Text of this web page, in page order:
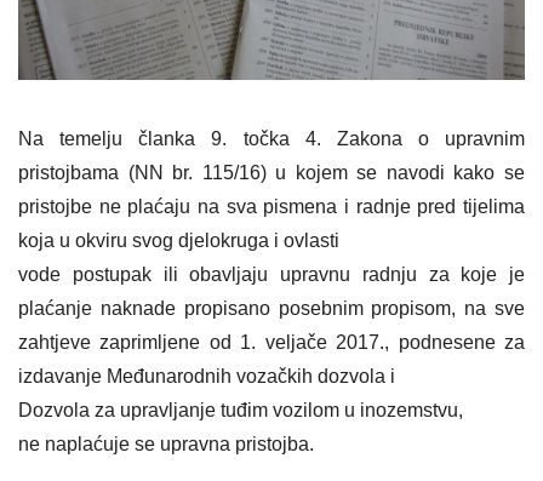
Na temelju članka 9. točka 4. Zakona o upravnim
pristojbama (NN br. 115/16) u kojem se navodi kako se
pristojbe ne plaćaju na sva pismena i radnje pred tijelima
koja u okviru svog djelokruga i ovlasti
vode postupak ili obavljaju upravnu radnju za koje je
plaćanje naknade propisano posebnim propisom, na sve
zahtjeve zaprimljene od 1. veljače 2017., podnesene za
izdavanje Međunarodnih vozačkih dozvola i
Dozvola za upravljanje tuđim vozilom u inozemstvu,
ne naplaćuje se upravna pristojba.